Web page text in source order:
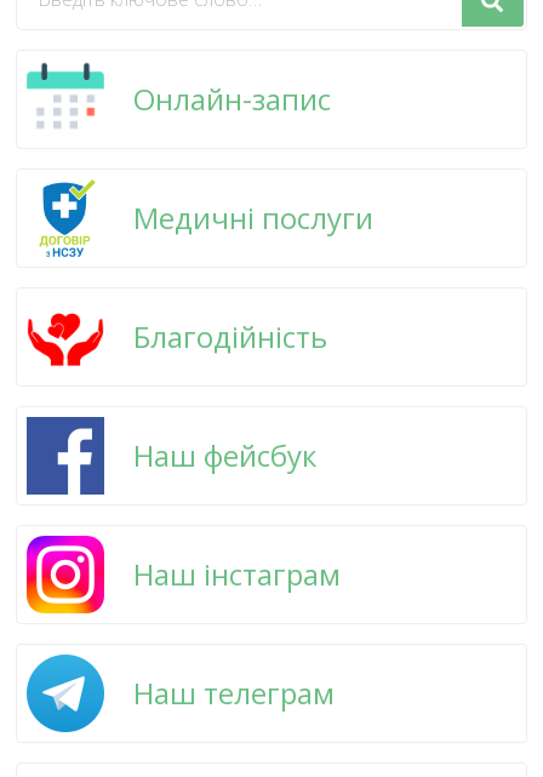
щось?
Онлайн-запис
Медичні послуги
Благодійність
Наш фейсбук
Наш інстаграм
Наш телеграм